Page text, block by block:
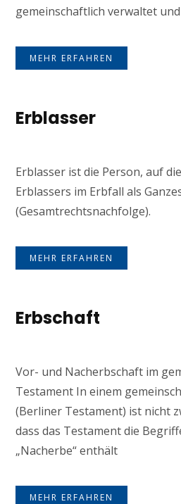
gemeinschaftlich verwaltet
MEHR ERFAHREN
Erblasser
Erblasser ist die Person, auf
Erblassers im Erbfall als
(Gesamtrechtsnachfolge).
MEHR ERFAHREN
Erbschaft
Vor- und Nacherbschaft im
Testament In einem
(Berliner Testament) ist nicht
dass das Testament die
„Nacherbe“ enthält
MEHR ERFAHREN